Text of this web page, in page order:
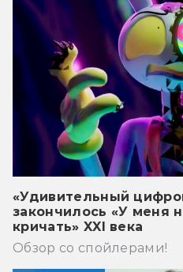
«Удивительный
закончилось «У меня
кричать» XXI века
Обзор со спойлерами!